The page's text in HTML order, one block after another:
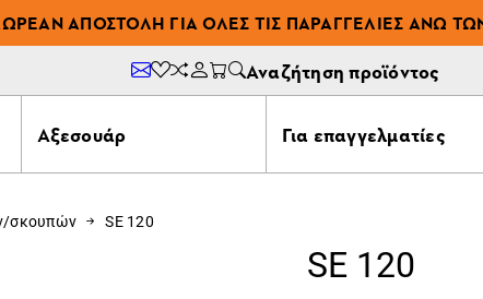
ΑΠΟΣΤΟΛΉ ΓΙΑ ΌΛΕΣ ΤΙΣ ΠΑΡΑΓΓΕΛΊΕΣ ΆΝΩ
Αναζήτηση προϊόντος
Αξεσουάρ Για επαγγελματίες
σκουπών SE 120
SE 120